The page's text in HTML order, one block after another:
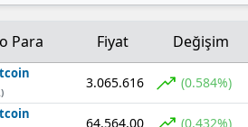
Para Fiyat Değişim
3.065.616 (0.584%)
64.564,00 (0.432%)